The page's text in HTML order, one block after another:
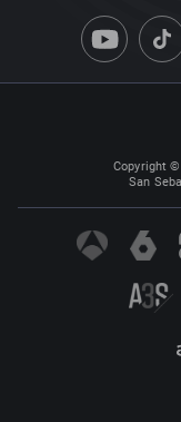
Copyright ©
San